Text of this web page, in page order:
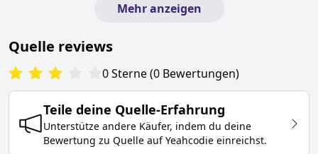
Mehr anzeigen
Quelle reviews
0Sterne(0 Bewertungen)
Teile deine Quelle-Erfahrung
Unterstütze andere Käufer, indem du deine
Bewertung zu Quelle auf Yeahcodie einreichst.